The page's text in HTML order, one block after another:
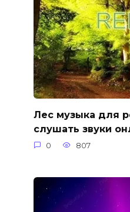
Лес музыка для
слушать звуки
0 807